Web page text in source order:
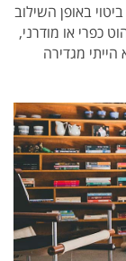
באופן השילוב
כפרי או מודרני,
מגדירה